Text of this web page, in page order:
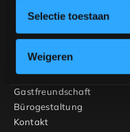
Selectie toestaan
Weigeren
Schränke und TV-Möbel
Maßgeschneidert
Innenberatung
RHB Haus & Wohnen
Über uns
Gastfreundschaft
Bürogestaltung
Kontakt